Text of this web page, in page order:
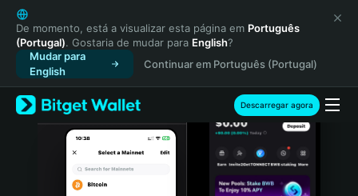
English
日本語
Tiếng Việt
Русский
Español (Latinoamérica)
Türkçe
Italiano
De momento, está a visualizar esta página em Português
(Portugal). Gostaria de mudar para English?
Mudar para
English
Continuar em Português (Portugal)
Descarregar agora